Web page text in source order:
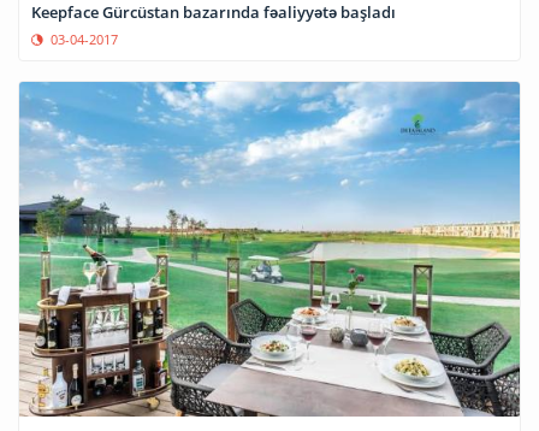
Keepface Gürcüstan bazarında fəaliyyətə başladı
03-04-2017